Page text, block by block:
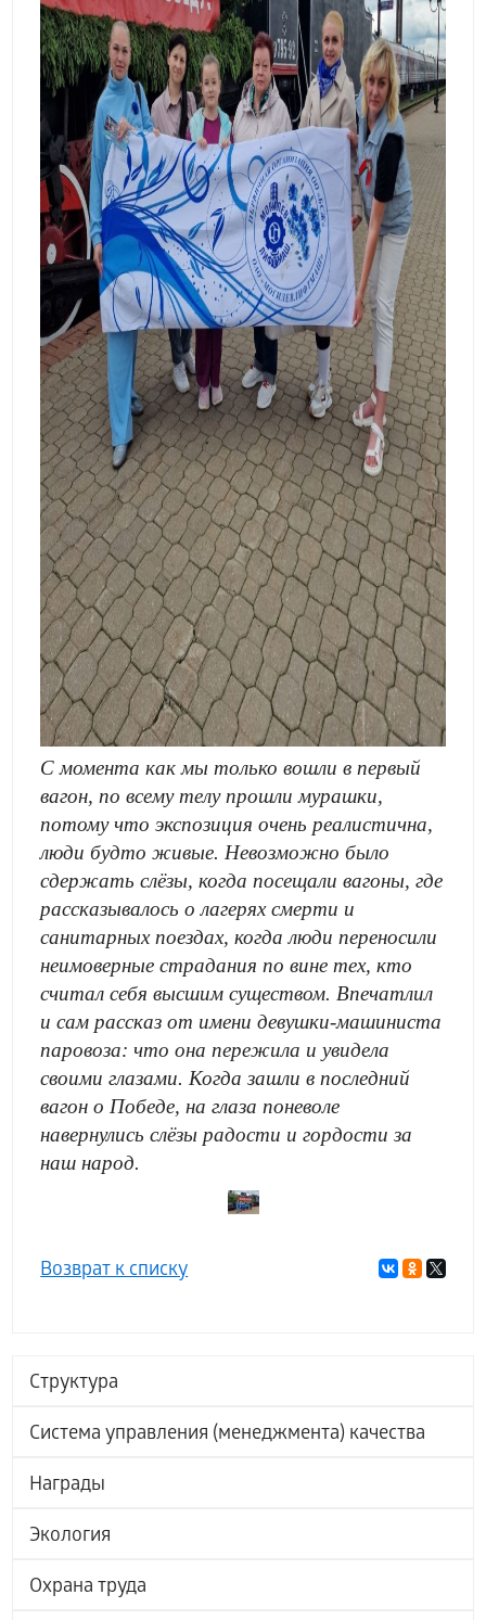
Структура
Система управления (менеджмента) качества
Награды
Экология
Охрана труда
С момента как мы только вошли в первый
вагон, по всему телу прошли мурашки,
потому что экспозиция очень реалистична,
люди будто живые. Невозможно было
сдержать слёзы, когда посещали вагоны, где
рассказывалось о лагерях смерти и
санитарных поездах, когда люди переносили
неимоверные страдания по вине тех, кто
считал себя высшим существом. Впечатлил
и сам рассказ от имени девушки-машиниста
паровоза: что она пережила и увидела
своими глазами. Когда зашли в последний
вагон о Победе, на глаза поневоле
навернулись слёзы радости и гордости за
наш народ.
Возврат к списку